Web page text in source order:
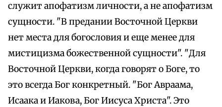
служит апофатизм личности, а не апофатизм
сущности. "В предании Восточной Церкви
нет места для богословия и еще менее для
мистицизма божественной сущности". "Для
Восточной Церкви, когда говорят о Боге, то
это всегда Бог конкретный. "Бог Авраама,
Исаака и Иакова, Бог Иисуса Христа". Это